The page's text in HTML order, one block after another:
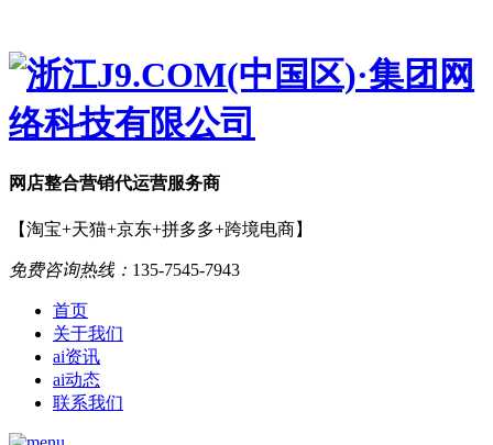
网店整合营销代运营服务商
【淘宝+天猫+京东+拼多多+跨境电商】
免费咨询热线： 135-7545-7943
首页
关于我们
ai资讯
ai动态
联系我们